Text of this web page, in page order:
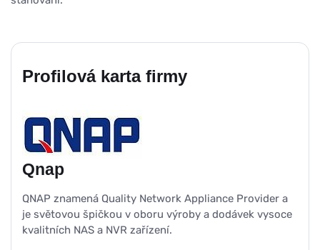
Profilová karta firmy
Qnap
QNAP znamená Quality Network Appliance Provider a
je světovou špičkou v oboru výroby a dodávek vysoce
kvalitních NAS a NVR zařízení.